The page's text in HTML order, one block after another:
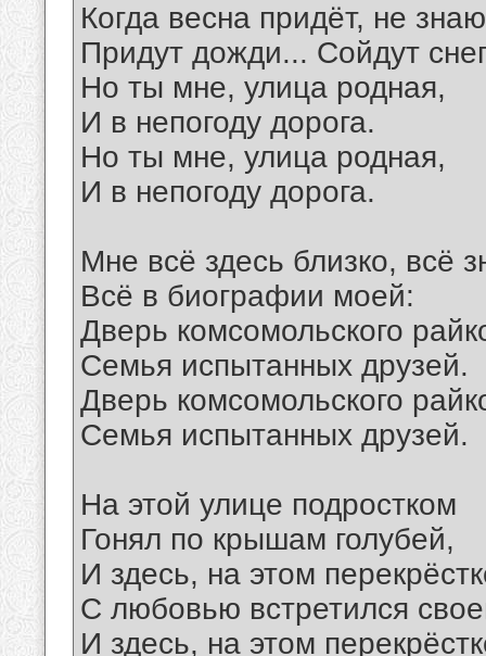
Когда весна придёт, не
Придут дожди... Сойдут
Но ты мне, улица родная,
И в непогоду дорога.
Но ты мне, улица родная,
И в непогоду дорога.
Мне всё здесь близко, всё
Всё в биографии моей:
Дверь комсомольского
Семья испытанных друзей.
Дверь комсомольского
Семья испытанных друзей.
На этой улице подростком
Гонял по крышам голубей,
И здесь, на этом
С любовью встретился
И здесь, на этом